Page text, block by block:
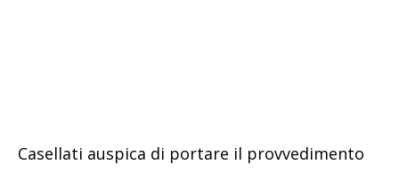
Casellati auspica di portare il provvedimento